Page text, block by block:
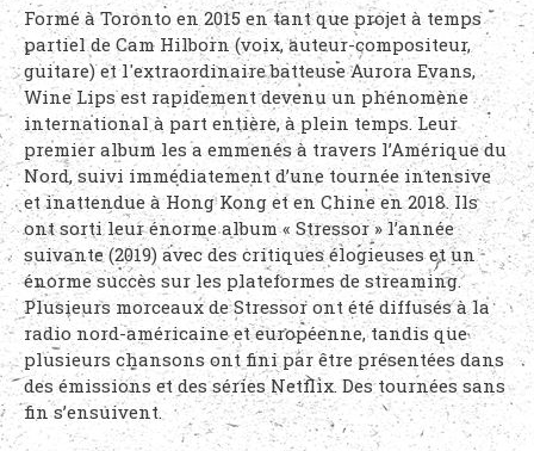
Formé à Toronto en 2015 en tant que projet à temps
partiel de Cam Hilborn (voix, auteur-compositeur,
guitare) et l'extraordinaire batteuse Aurora Evans,
Wine Lips est rapidement devenu un phénomène
international à part entière, à plein temps. Leur
premier album les a emmenés à travers l’Amérique du
Nord, suivi immédiatement d’une tournée intensive
et inattendue à Hong Kong et en Chine en 2018. Ils
ont sorti leur énorme album « Stressor » l’année
suivante (2019) avec des critiques élogieuses et un
énorme succès sur les plateformes de streaming.
Plusieurs morceaux de Stressor ont été diffusés à la
radio nord-américaine et européenne, tandis que
plusieurs chansons ont fini par être présentées dans
des émissions et des séries Netflix. Des tournées sans
fin s’ensuivent.